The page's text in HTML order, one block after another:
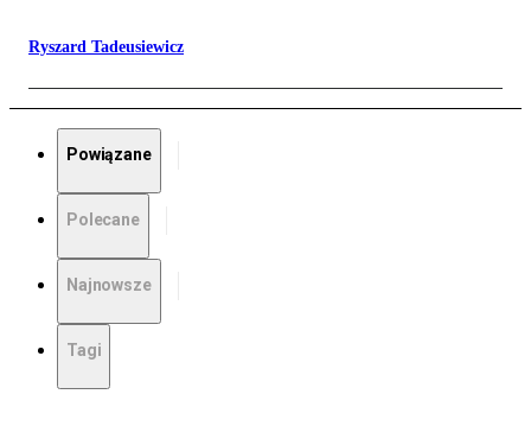
Ryszard Tadeusiewicz
Powiązane
Polecane
Najnowsze
Tagi